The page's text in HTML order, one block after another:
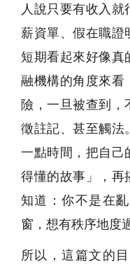
人說只要有收入
薪資單、假在職證
短期看起來好像真
融機構的角度來看
險，一旦被查到，
徵註記、甚至觸法
一點時間，把自己
得懂的故事」，再
知道：你不是在
窗，想有秩序地度
所以，這篇文的